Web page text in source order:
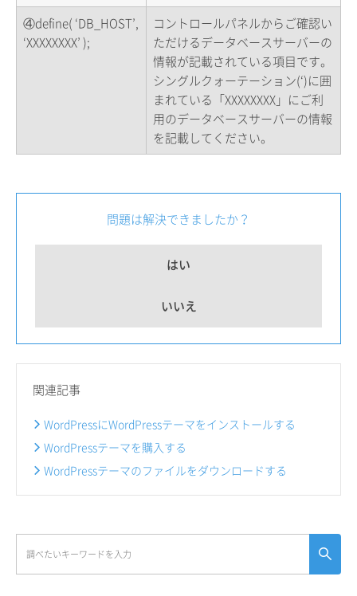
④define( ‘DB_HOST’,
‘XXXXXXXX’ );
コントロールパネルからご確認い
ただけるデータベースサーバーの
情報が記載されている項目です。
シングルクォーテーション(‘)に囲
まれている「XXXXXXXX」にご利
用のデータベースサーバーの情報
を記載してください。
問題は解決できましたか？
はい
いいえ
関連記事
WordPressにWordPressテーマをインストールする
WordPressテーマを購入する
WordPressテーマのファイルをダウンロードする